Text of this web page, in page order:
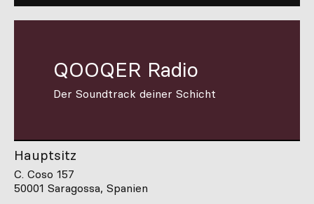
QOOQER Radio
Der Soundtrack deiner Schicht
Hauptsitz
C. Coso 157
50001 Saragossa, Spanien